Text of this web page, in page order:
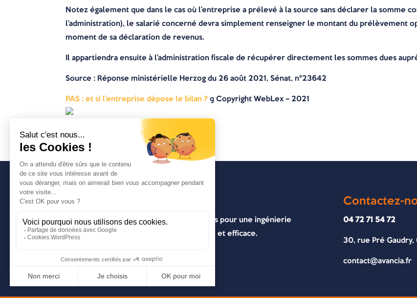
Notez également que dans le cas où l’entreprise a prélevé à la source sans déclarer la somme
l’administration), le salarié concerné devra simplement renseigner le montant du prélèvement
moment de sa déclaration de revenus.
Il appartiendra ensuite à l’administration fiscale de récupérer directement les sommes dues
Source : Réponse ministérielle Herzog du 26 août 2021, Sénat, n°23642
PAS : et si l’entreprise dépose le bilan ?© Copyright WebLex – 2021
Avancia
Un cabinet d’expertise comptable lyonnais pour une ingénierie
entrepreneuriale pragmatique, innovante et efficace.
Contactez-
04 72 71 54 72
30, rue Pré
contact@avancia.fr